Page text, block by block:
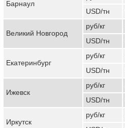
Барнаул
USD/тн
Великий Новгород
руб/кг
USD/тн
Екатеринбург
руб/кг
USD/тн
Ижевск
руб/кг
USD/тн
Иркутск
руб/кг